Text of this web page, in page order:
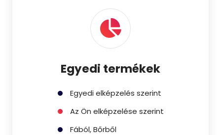
Egyedi termékek
Egyedi elképzelés szerint
Az Ön elképzelése szerint
Fából, Bőrből